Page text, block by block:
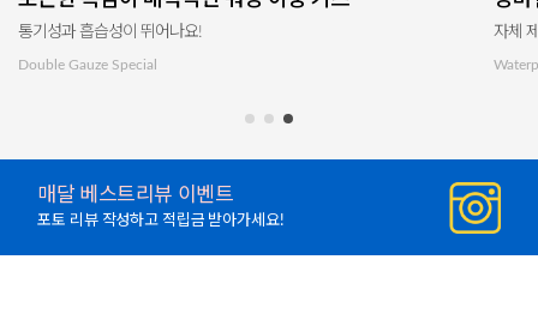
통기성과 흡습성이 뛰어나요!
Double Gauze Special
자체
매달 베스트리뷰 이벤트
포토 리뷰 작성하고 적립금 받아가세요!